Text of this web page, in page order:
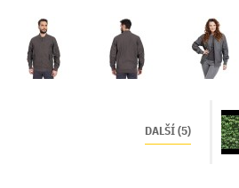
DALŠÍ (5)